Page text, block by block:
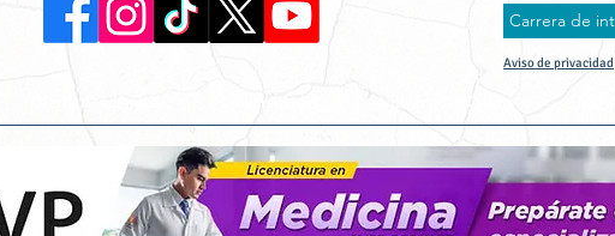
Aviso de privacidad